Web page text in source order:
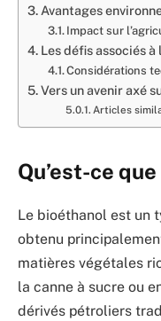
Avantages
Impact sur
Les défis associés
Considérations
Vers un avenir axé
Articles
Qu’est-ce
Le bioéthanol est un
obtenu
matières végétales
la canne à sucre ou
dérivés pétroliers